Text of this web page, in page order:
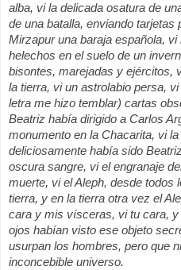
alba, vi la delicada osatura de
de una batalla, enviando
Mirzapur una baraja española,
helechos en el suelo de un
bisontes, marejadas y ejércitos,
la tierra, vi un astrolabio persa,
letra me hizo temblar) cartas
Beatriz había dirigido a Carlos
monumento en la Chacarita, vi
deliciosamente había sido
oscura sangre, vi el engranaje
muerte, vi el Aleph, desde todos
tierra, y en la tierra otra vez el
cara y mis vísceras, vi tu cara,
ojos habían visto ese objeto
usurpan los hombres, pero que
inconcebible universo.